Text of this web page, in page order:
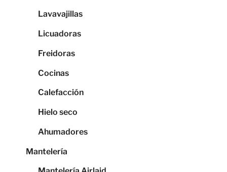
Lavavajillas
Licuadoras
Freidoras
Cocinas
Calefacción
Hielo seco
Ahumadores
Mantelería